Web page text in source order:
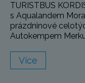
TURISTBUS
s Aqualandem
prázdninové
Autokempem
Více